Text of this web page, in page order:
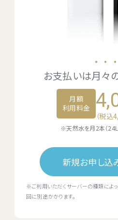
お支払いは月々
・・
月額
利用料金
（税込
※天然水を月2本（
新規お申し込
※ご利用いただくサーバーの種類によ
回に別途かかります。